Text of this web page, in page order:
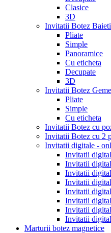
Clasice
3D
Invitatii Botez Baieti
Pliate
Simple
Panoramice
Cu eticheta
Decupate
3D
Invitatii Botez
Pliate
Simple
Cu eticheta
Invitatii Botez cu
Invitatii Botez cu 2
Invitatii digitale -
Invitatii
Invitatii
Invitatii
Invitatii
Invitatii
Invitatii
Invitatii
Invitatii
Marturii botez magnetice